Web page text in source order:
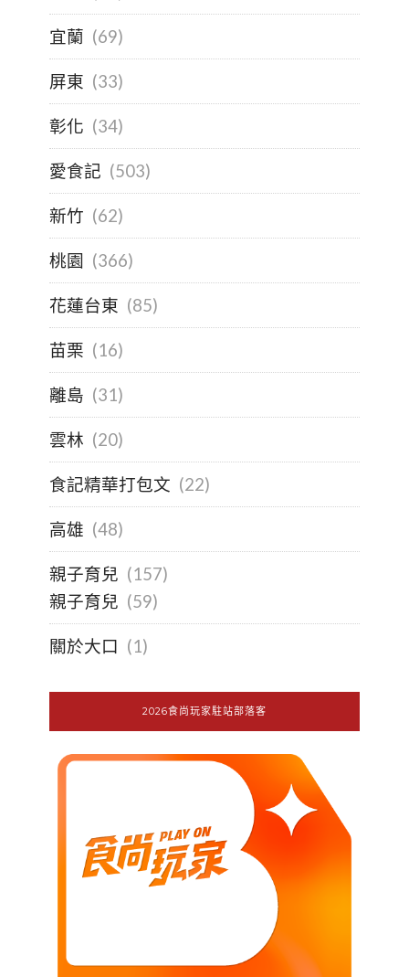
宜蘭 (69)
屏東 (33)
彰化 (34)
愛食記 (503)
新竹 (62)
桃園 (366)
花蓮台東 (85)
苗栗 (16)
離島 (31)
雲林 (20)
食記精華打包文 (22)
高雄 (48)
親子育兒 (157)
親子育兒 (59)
關於大口 (1)
2026食尚玩家駐站部落客